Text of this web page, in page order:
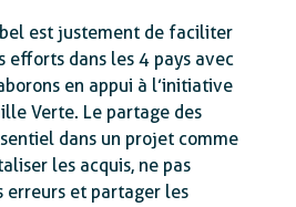
est justement de faciliter
efforts dans les 4 pays avec
en appui à l’initiative
Verte. Le partage des
dans un projet comme
les acquis, ne pas
erreurs et partager les